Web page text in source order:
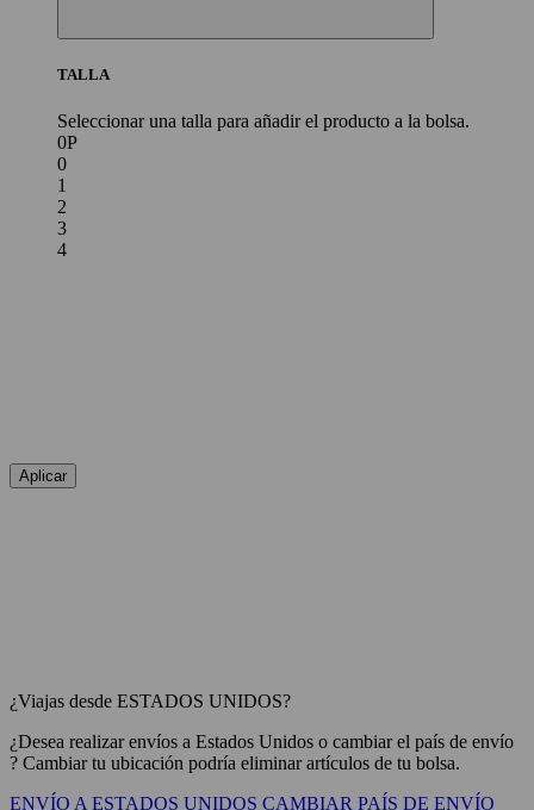
TALLA
Seleccionar una talla para añadir el producto a la bolsa.
0P
0
1
2
3
4
Aplicar
¿Viajas desde ESTADOS UNIDOS?
¿Desea realizar envíos a Estados Unidos o cambiar el país de envío
? Cambiar tu ubicación podría eliminar artículos de tu bolsa.
ENVÍO A ESTADOS UNIDOS CAMBIAR PAÍS DE ENVÍO